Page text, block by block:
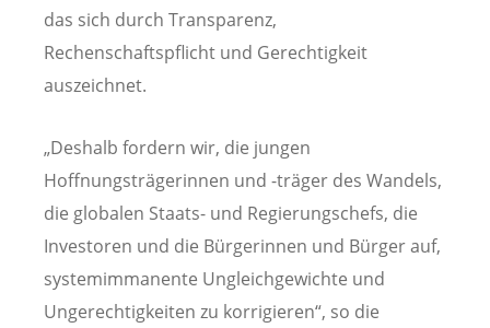
das sich durch Transparenz,
Rechenschaftspflicht und Gerechtigkeit
auszeichnet.
„Deshalb fordern wir, die jungen
Hoffnungsträgerinnen und -träger des Wandels,
die globalen Staats- und Regierungschefs, die
Investoren und die Bürgerinnen und Bürger auf,
systemimmanente Ungleichgewichte und
Ungerechtigkeiten zu korrigieren“, so die